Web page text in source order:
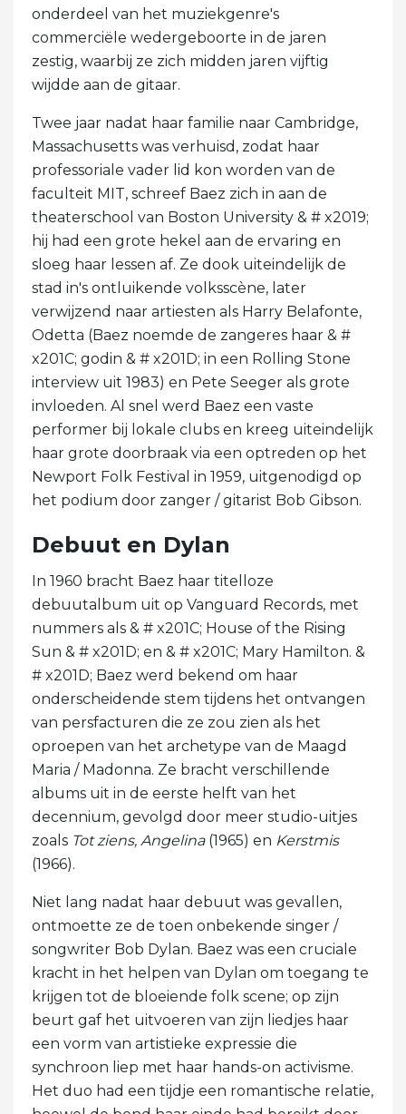
onderdeel van het muziekgenre's
commerciële wedergeboorte in de jaren
zestig, waarbij ze zich midden jaren vijftig
wijdde aan de gitaar.
Twee jaar nadat haar familie naar Cambridge,
Massachusetts was verhuisd, zodat haar
professoriale vader lid kon worden van de
faculteit MIT, schreef Baez zich in aan de
theaterschool van Boston University & # x2019;
hij had een grote hekel aan de ervaring en
sloeg haar lessen af. Ze dook uiteindelijk de
stad in's ontluikende volksscène, later
verwijzend naar artiesten als Harry Belafonte,
Odetta (Baez noemde de zangeres haar & #
x201C; godin & # x201D; in een Rolling Stone
interview uit 1983) en Pete Seeger als grote
invloeden. Al snel werd Baez een vaste
performer bij lokale clubs en kreeg uiteindelijk
haar grote doorbraak via een optreden op het
Newport Folk Festival in 1959, uitgenodigd op
het podium door zanger / gitarist Bob Gibson.
Debuut en Dylan
In 1960 bracht Baez haar titelloze
debuutalbum uit op Vanguard Records, met
nummers als & # x201C; House of the Rising
Sun & # x201D; en & # x201C; Mary Hamilton. &
# x201D; Baez werd bekend om haar
onderscheidende stem tijdens het ontvangen
van persfacturen die ze zou zien als het
oproepen van het archetype van de Maagd
Maria / Madonna. Ze bracht verschillende
albums uit in de eerste helft van het
decennium, gevolgd door meer studio-uitjes
zoals Tot ziens, Angelina(1965) en Kerstmis
(1966).
Niet lang nadat haar debuut was gevallen,
ontmoette ze de toen onbekende singer /
songwriter Bob Dylan. Baez was een cruciale
kracht in het helpen van Dylan om toegang te
krijgen tot de bloeiende folk scene; op zijn
beurt gaf het uitvoeren van zijn liedjes haar
een vorm van artistieke expressie die
synchroon liep met haar hands-on activisme.
Het duo had een tijdje een romantische relatie,